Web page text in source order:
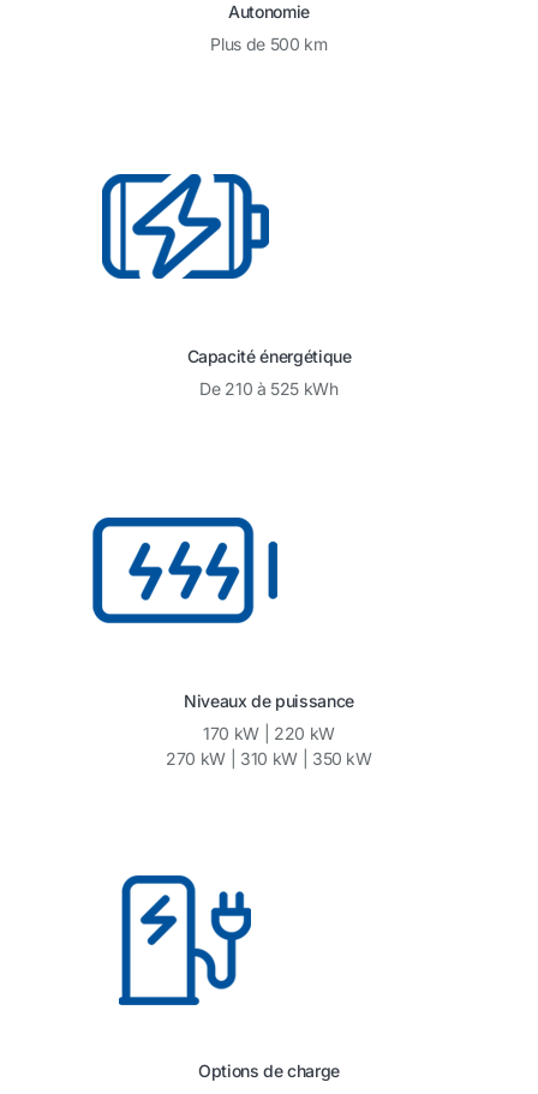
Autonomie
Plus de 500 km
Capacité énergétique
De 210 à 525 kWh
Niveaux de puissance
170 kW | 220 kW
270 kW | 310 kW | 350 kW
Options de charge